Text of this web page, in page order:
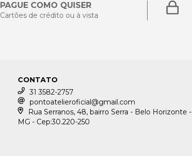
PAGUE COMO QUISER
Cartões de crédito ou à vista
CONTATO
31 3582-2757
pontoatelieroficial@gmail.com
Rua Serranos, 48, bairro Serra - Belo Horizonte -
MG - Cep:30.220-250